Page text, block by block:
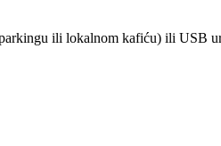
ili lokalnom kafiću) ili USB